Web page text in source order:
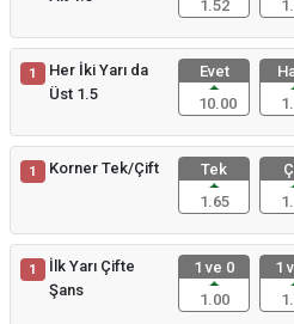
1.52
1
Her İki Yarı da
Üst 1.5
Evet
10.00
1 Korner Tek/Çift
Tek
1.65
1
İlk Yarı Çifte
Şans
1 ve 0
1.00
1